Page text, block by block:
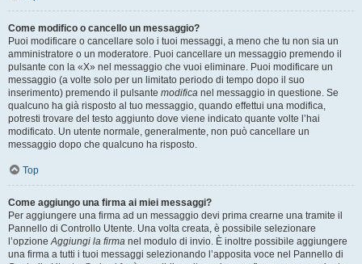
Come modifico o cancello un messaggio?
Puoi modificare o cancellare solo i tuoi messaggi, a meno che tu non sia un
amministratore o un moderatore. Puoi cancellare un messaggio premendo il
pulsante con la «X» nel messaggio che vuoi eliminare. Puoi modificare un
messaggio (a volte solo per un limitato periodo di tempo dopo il suo
inserimento) premendo il pulsante modifica nel messaggio in questione. Se
qualcuno ha già risposto al tuo messaggio, quando effettui una modifica,
potresti trovare del testo aggiunto dove viene indicato quante volte l’hai
modificato. Un utente normale, generalmente, non può cancellare un
messaggio dopo che qualcuno ha risposto.
Top
Come aggiungo una firma ai miei messaggi?
Per aggiungere una firma ad un messaggio devi prima crearne una tramite il
Pannello di Controllo Utente. Una volta creata, è possibile selezionare
l’opzioneAggiungi la firma nel modulo di invio. È inoltre possibile aggiungere
una firma a tutti i tuoi messaggi selezionando l’apposita voce nel Pannello di